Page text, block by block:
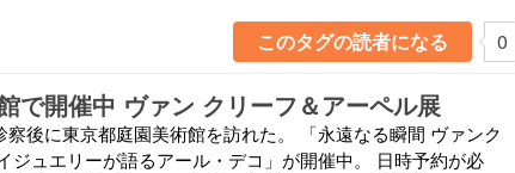
このタグの読者になる 0
で開催中 ヴァン クリーフ＆アーペル展
察後に東京都庭園美術館を訪れた。 「永遠なる瞬間 ヴァンク
ジュエリーが語るアール・デコ」が開催中。 日時予約が必